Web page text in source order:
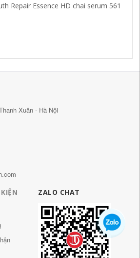
Repair Essence HD chai serum 561
Xuân - Hà Nội
ZALO CHAT